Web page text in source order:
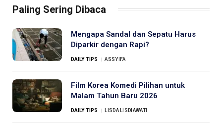
Paling Sering Dibaca
Mengapa Sandal dan Sepatu Harus
Diparkir dengan Rapi?
DAILY TIPS ASSYIFA
Film Korea Komedi Pilihan untuk
Malam Tahun Baru 2026
DAILY TIPS LISDA LISDIAWATI